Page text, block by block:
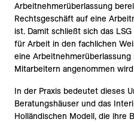
Arbeitnehmerüberlassung
Rechtsgeschäft auf eine
ist. Damit schließt sich das
für Arbeit in den fachlichen
eine Arbeitnehmerüberlassung
Mitarbeitern angenommen
In der Praxis bedeutet dieses
Beratungshäuser und das
Holländischen Modell, die ihre